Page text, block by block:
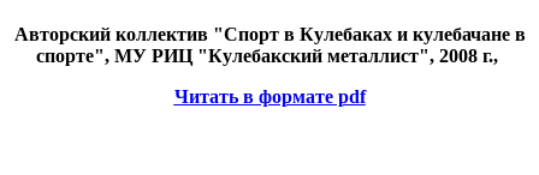
Авторский коллектив "Спорт в Кулебаках и кулебачане в
спорте", МУ РИЦ "Кулебакский металлист", 2008 г.,
Читать в формате pdf